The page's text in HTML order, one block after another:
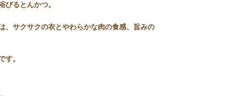
びるとんかつ。
、サクサクの衣とやわらかな肉の食感、旨みの
す。